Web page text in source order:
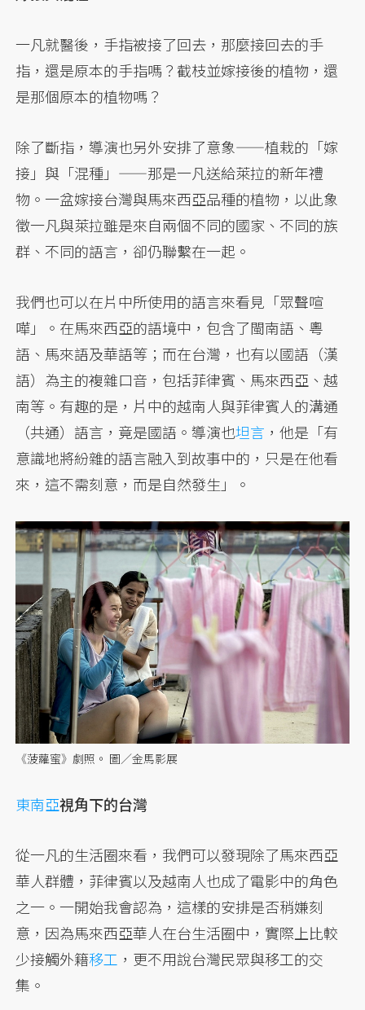
一凡就醫後，手指被接了回去，那麼接回去的手
指，還是原本的手指嗎？截枝並嫁接後的植物，還
是那個原本的植物嗎？
除了斷指，導演也另外安排了意象——植栽的「嫁
接」與「混種」——那是一凡送給萊拉的新年禮
物。一盆嫁接台灣與馬來西亞品種的植物，以此象
徵一凡與萊拉雖是來自兩個不同的國家、不同的族
群、不同的語言，卻仍聯繫在一起。
我們也可以在片中所使用的語言來看見「眾聲喧
嘩」。在馬來西亞的語境中，包含了閩南語、粵
語、馬來語及華語等；而在台灣，也有以國語（漢
語）為主的複雜口音，包括菲律賓、馬來西亞、越
南等。有趣的是，片中的越南人與菲律賓人的溝通
（共通）語言，竟是國語。導演也坦言 ，他是「有
意識地將紛雜的語言融入到故事中的，只是在他看
來，這不需刻意，而是自然發生」。
《菠蘿蜜》劇照。 圖／金馬影展
東南亞視角下的台灣
從一凡的生活圈來看，我們可以發現除了馬來西亞
華人群體，菲律賓以及越南人也成了電影中的角色
之一。一開始我會認為，這樣的安排是否稍嫌刻
意，因為馬來西亞華人在台生活圈中，實際上比較
少接觸外籍移工 ，更不用說台灣民眾與移工的交
集。